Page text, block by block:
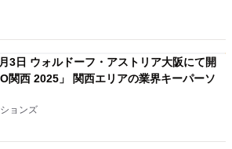
3日 ウォルドーフ・アストリア大阪にて開
関西 2025」 関西エリアの業界キーパーソ
ョンズ